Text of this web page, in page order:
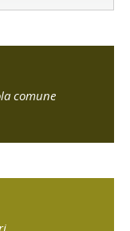
comune